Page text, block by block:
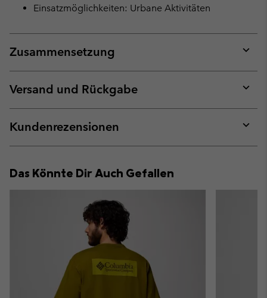
Einsatzmöglichkeiten: Urbane Aktivitäten
Zusammensetzung
or
Versand und Rückgabe
or
Kundenrezensionen
or
Das Könnte Dir Auch Gefallen